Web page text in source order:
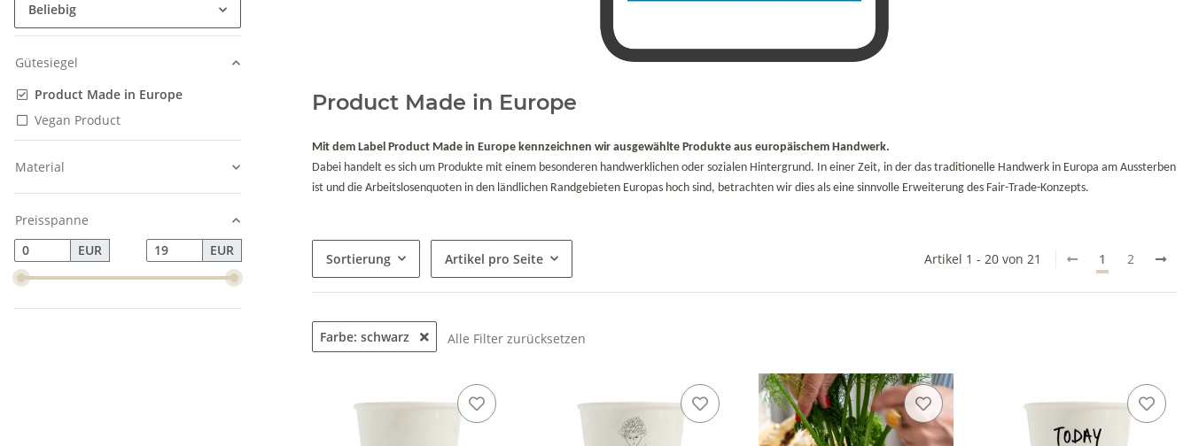
Product Made in Europe
Mit dem Label Product Made in Europe kennzeichnen wir ausgewählte Produkte aus europäischem Handwerk.
Dabei handelt es sich um Produkte mit einem besonderen handwerklichen oder sozialen Hintergrund. In einer Zeit, in der das traditionelle Handwerk in Europa am Aussterben
ist und die Arbeitslosenquoten in den ländlichen Randgebieten Europas hoch sind, betrachten wir dies als eine sinnvolle Erweiterung des Fair-Trade-Konzepts.
Sortierung Artikel pro Seite Artikel 1 - 20 von 21 1 2
Farbe: schwarz Alle Filter zurücksetzen
Beliebig
Gütesiegel
Product Made in Europe
Vegan Product
Material
Preisspanne
EUR
EUR